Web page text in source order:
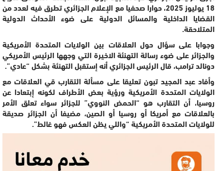
18 يوليوز 2025، حوارا صحفيا مع الإعلام الجزائري تطرق فيه لعدد من
القضايا الداخلية والمسائل الدولية على ضوء الأحداث الدولية
المتلاحقة.
وجوابا على سؤال حول العلاقات بين الولايات المتحدة الأمريكية
والجزائر على ضوء رسالة التهنئة الاخيرة التي وجهها الرئيس الأمريكي
دونالد ترامب، قال الرئيس الجزائري أنه إستقبل التهنئة بشكل “عادي”.
وأفاد عبد المجيد تبون تعليقا على مسألة التقارب قي العلاقات مع
الولايات المتحدة الأمريكية ورؤية بعض الأطراف لكونه إبتعادا عن
روسيا، أن التقارب هو “الحمض النووي” للجزائر سواء تعلق الأمر
بالعلاقات مع أمريكا أو روسيا أو الصين، مضيفا أن الجزائر صديقة
للولايات المتحدة الأمريكية “واللي يظن العكس فهو غالط”.